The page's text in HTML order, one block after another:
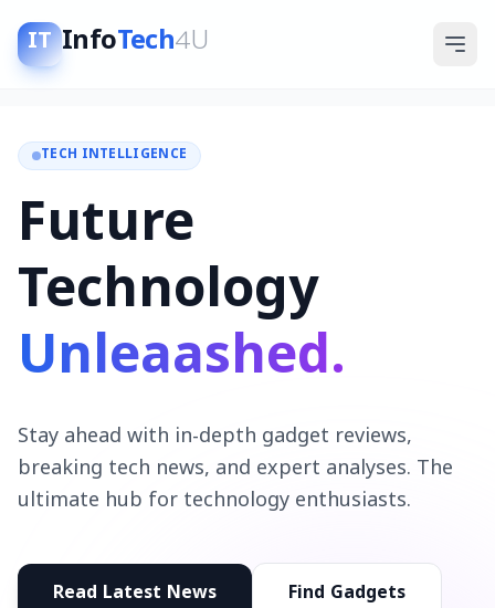
IT InfoTech4U
TECH INTELLIGENCE
Future
Technology
Unleaashed.
Stay ahead with in-depth gadget reviews,
breaking tech news, and expert analyses. The
ultimate hub for technology enthusiasts.
Read Latest News Find Gadgets